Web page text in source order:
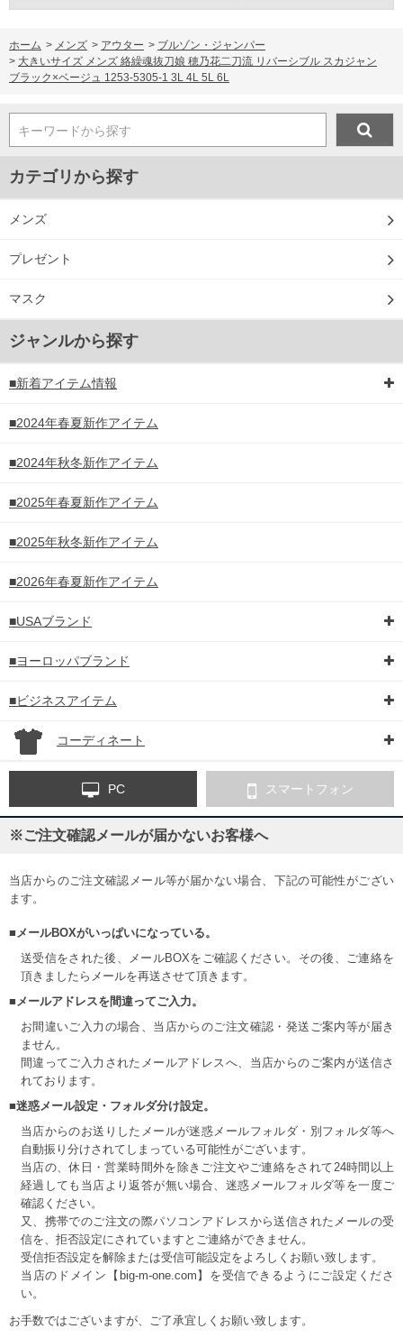
ホーム > メンズ > アウター > ブルゾン・ジャンパー
> 大きいサイズ メンズ 絡繰魂抜刀娘 穂乃花二刀流 リバーシブル スカジャン
ブラック×ベージュ 1253-5305-1 3L 4L 5L 6L
キーワードから探す
カテゴリから探す
メンズ
プレゼント
マスク
ジャンルから探す
■新着アイテム情報
■2024年春夏新作アイテム
■2024年秋冬新作アイテム
■2025年春夏新作アイテム
■2025年秋冬新作アイテム
■2026年春夏新作アイテム
■USAブランド
■ヨーロッパブランド
■ビジネスアイテム
コーディネート
PC スマートフォン
※ご注文確認メールが届かないお客様へ
当店からのご注文確認メール等が届かない場合、下記の可能性がござい
ます。
■メールBOXがいっぱいになっている。
送受信をされた後、メールBOXをご確認ください。その後、ご連絡を
頂きましたらメールを再送させて頂きます。
■メールアドレスを間違ってご入力。
お間違いご入力の場合、当店からのご注文確認・発送ご案内等が届き
ません。
間違ってご入力されたメールアドレスへ、当店からのご案内が送信さ
れております。
■迷惑メール設定・フォルダ分け設定。
当店からのお送りしたメールが迷惑メールフォルダ・別フォルダ等へ
自動振り分けされてしまっている可能性がございます。
当店の、休日・営業時間外を除きご注文やご連絡をされて24時間以上
経過しても当店より返答が無い場合、迷惑メールフォルダ等を一度ご
確認ください。
又、携帯でのご注文の際パソコンアドレスから送信されたメールの受
信を、拒否設定にされていますとご連絡ができません。
受信拒否設定を解除または受信可能設定をよろしくお願い致します。
当店のドメイン【big-m-one.com】を受信できるようにご設定くださ
い。
お手数ではございますが、ご了承宜しくお願い致します。